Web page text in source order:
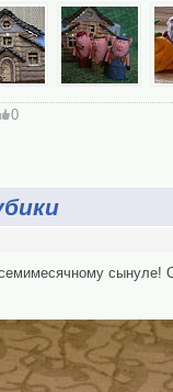
0
сынуле!